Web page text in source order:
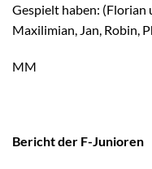
Gespielt haben: (Florian
Maxilimian, Jan, Robin,
MM
Bericht der F-Junioren